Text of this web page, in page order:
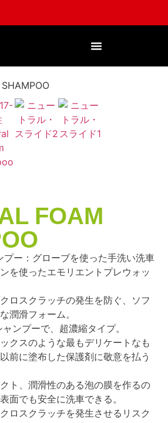
FOAM
プー：グローブを使った手洗い洗車
を使ったエモリエントプレウォッ
ロスクラッチの発生を防ぐ、ソフ
潤滑フォーム。
ンプーで、超濃縮タイプ。
クスのような最もデリケートなも
前に塗布した保護剤に敬意を払う
ト、潤滑性のある泡の膜を作るの
面でも安全に洗車できる。
ロスクラッチを発生させるリスク